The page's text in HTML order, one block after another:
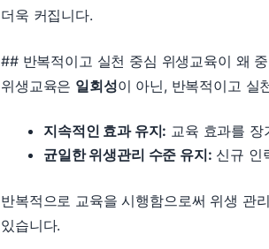
더욱 커집니다.
## 반복적이고 실천 중심 위생교육이 왜
위생교육은 일회성이 아닌, 반복적이고 실
지속적인 효과 유지: 교육 효과를 장
균일한 위생관리 수준 유지: 신규 인
반복적으로 교육을 시행함으로써 위생 관
있습니다.